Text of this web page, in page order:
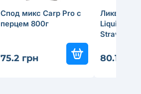
Спод микс Carp Pro с
перцем 800г
75.2 грн
Ликвид
Liquid
Strawberry
80.1 грн